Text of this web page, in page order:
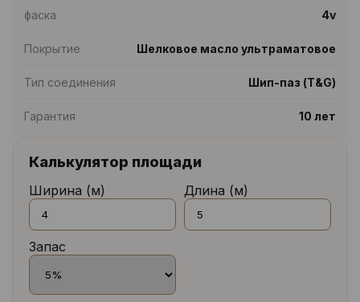
фаска 4v
Покрытие Шелковое масло ультраматовое
Тип соединения Шип-паз (T&G)
Гарантия 10 лет
Калькулятор площади
Ширина (м) Длина (м)
Запас